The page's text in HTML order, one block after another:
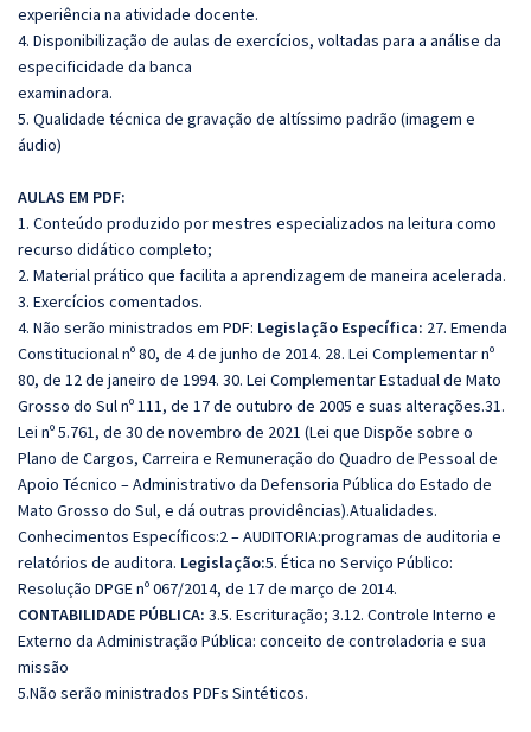
experiência na atividade docente.
4. Disponibilização de aulas de exercícios, voltadas para a análise da
especificidade da banca
examinadora.
5. Qualidade técnica de gravação de altíssimo padrão (imagem e
áudio)
AULAS EM PDF:
1. Conteúdo produzido por mestres especializados na leitura como
recurso didático completo;
2. Material prático que facilita a aprendizagem de maneira acelerada.
3. Exercícios comentados.
4. Não serão ministrados em PDF: Legislação Específica: 27. Emenda
Constitucional nº 80, de 4 de junho de 2014. 28. Lei Complementar nº
80, de 12 de janeiro de 1994. 30. Lei Complementar Estadual de Mato
Grosso do Sul nº 111, de 17 de outubro de 2005 e suas alterações.31.
Lei nº 5.761, de 30 de novembro de 2021 (Lei que Dispõe sobre o
Plano de Cargos, Carreira e Remuneração do Quadro de Pessoal de
Apoio Técnico – Administrativo da Defensoria Pública do Estado de
Mato Grosso do Sul, e dá outras providências).Atualidades.
Conhecimentos Específicos:2 – AUDITORIA:programas de auditoria e
relatórios de auditora. Legislação:5. Ética no Serviço Público:
Resolução DPGE nº 067/2014, de 17 de março de 2014.
CONTABILIDADE PÚBLICA: 3.5. Escrituração; 3.12. Controle Interno e
Externo da Administração Pública: conceito de controladoria e sua
missão
5.Não serão ministrados PDFs Sintéticos.